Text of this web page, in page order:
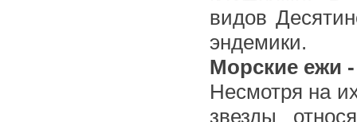
видов
эндемики.
Морские ежи
Несмотря на
звезды